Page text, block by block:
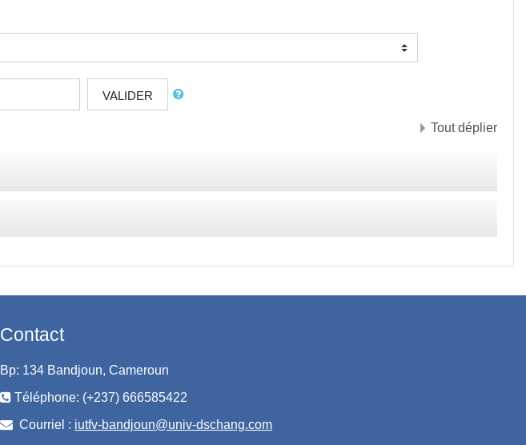
VALIDER
Tout déplier
Contact
Bp: 134 Bandjoun, Cameroun
Téléphone: (+237) 666585422
Courriel : iutfv-bandjoun@univ-dschang.com